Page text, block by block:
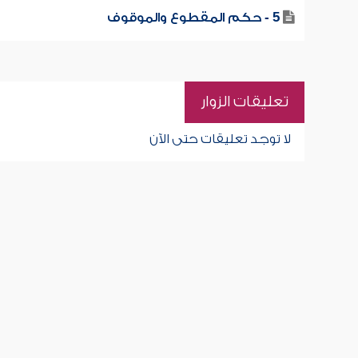
5 - حكم المقطوع والموقوف
تعليقات الزوار
لا توجد تعليقات حتى الآن